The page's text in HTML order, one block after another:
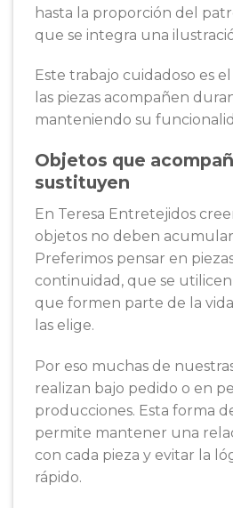
hasta la proporción del
que se integra una
Este trabajo cuidadoso es
las piezas acompañen
manteniendo su
Objetos que
sustituyen
En Teresa Entretejidos
objetos no deben
Preferimos pensar en
continuidad, que se
que formen parte de la
las elige.
Por eso muchas de
realizan bajo pedido o en
producciones. Esta forma
permite mantener una
con cada pieza y evitar la
rápido.